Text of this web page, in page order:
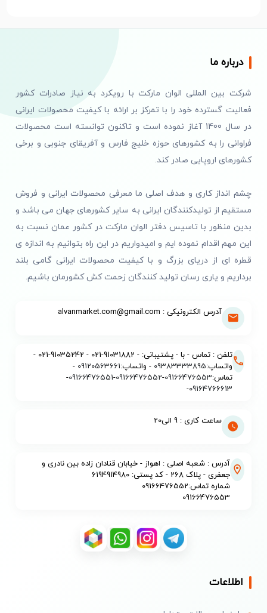
درباره ما
شرکت بین المللی الوان مارکت با رویکرد به نیاز صادرات کشور
فعالیت گسترده خود را با تمرکز بر ارائه با کیفیت محصولات ایرانی
در سال 1400 آغاز نموده است و تاکنون توانسته است محصولات
فراوانی را به کشورهای حوزه خلیج فارس و آفریقای جنوبی و برخی
کشورهای اروپایی صادر کند.
چشم انداز کاری و هدف اصلی ما معرفی محصولات ایرانی و فروش
مستقیم از تولیدکنندگان ایرانی به سایر کشورهای جهان می باشد و
بدین منظور با تاسیس دفتر الوان مارکت در کشور عمان نسبت به
این مهم اقدام نموده ایم و امیدواریم در این راه بتوانیم به اندازه ی
قطره ای از دریای بزرگ و با کیفیت محصولات ایرانی گامی بلند
برداریم و یاری رسان تولید کنندگان زحمت کش کشورمان باشیم.
آدرس الکترونیکی : alvanmarket.com@gmail.com
تلفن : تماس - با - پشتیبانی: - 91031882-021 - 91035242-021 -
واتساپ:09383333895 - واتساپ:09120563661
-
تماس:09166476553
-
09166476552
-
09166476551
-
09164766613
-
ساعت کاری : 9 الی20
آدرس : شعبه اصلی : اهواز - خیابان قنادان زاده بین نادری و
جعفری - پلاک 268 - کد پستی: 6194914980
شماره تماس:09166476552
09166476553
اطلاعات